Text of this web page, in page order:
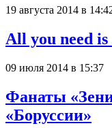
19 августа 2014 в
All you need
09 июля 2014 в 15:37
Фанаты
«Боруссии»